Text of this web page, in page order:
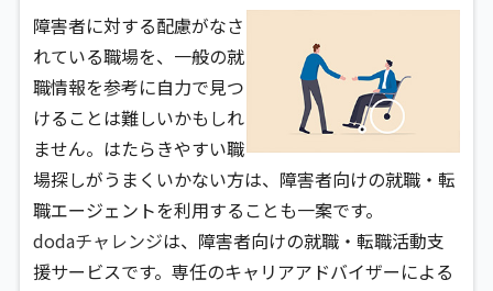
障害者に対する配慮がなさ
れている職場を、一般の就
職情報を参考に自力で見つ
けることは難しいかもしれ
ません。はたらきやすい職
場探しがうまくいかない方は、障害者向けの就職・転
職エージェントを利用することも一案です。
dodaチャレンジは、障害者向けの就職・転職活動支
援サービスです。専任のキャリアアドバイザーによる